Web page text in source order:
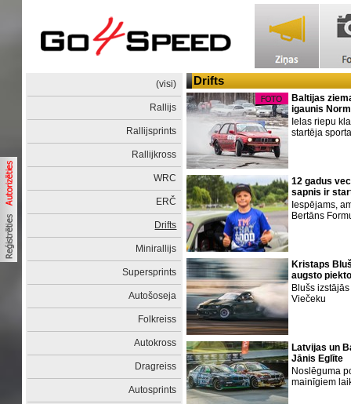
(visi)
Rallijs
Rallijsprints
Rallijkross
WRC
ERČ
Drifts
Minirallijs
Supersprints
Autošoseja
Folkreiss
Autokross
Dragreiss
Autosprints
Drifts
Baltijas
igaunis
Ielas riepu
startēja
12 gadus
sapnis ir
Iespējams,
Bertāns
Kristaps
augsto
Blušs
Viečeku
Latvijas un
Jānis Eglīte
Noslēguma
mainīgiem